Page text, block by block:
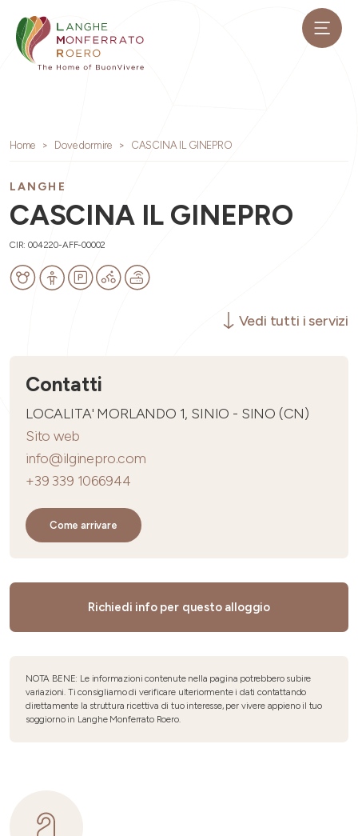
Home Dove dormire CASCINA IL GINEPRO
LANGHE
CASCINA IL GINEPRO
CIR: 004220-AFF-00002
Vedi tutti i servizi
Contatti
LOCALITA' MORLANDO 1, SINIO - SINO (CN)
Sito web
info@ilginepro.com
+39 339 1066944
Come arrivare
Richiedi info per questo alloggio
NOTA BENE: Le informazioni contenute nella pagina potrebbero subire
variazioni. Ti consigliamo di verificare ulteriormente i dati contattando
direttamente la struttura ricettiva di tuo interesse, per vivere appieno il tuo
soggiorno in Langhe Monferrato Roero.